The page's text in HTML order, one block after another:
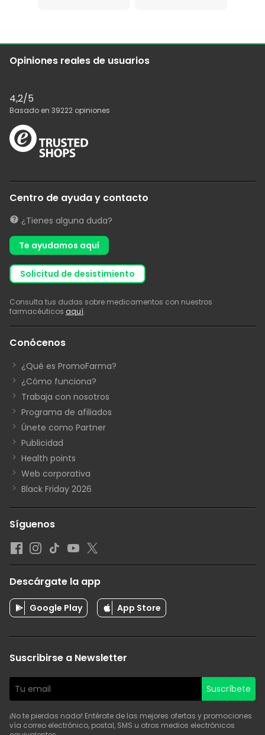
Opiniones reales de usuarios
4,2/5
Basado en 39222 opiniones
Centro de ayuda y contacto
¿Tienes alguna duda?
Te ayudamos aquí
solicitud de desistimiento
Consulta tus dudas sobre medicamentos con nuestros
farmacéuticos aquí.
Conócenos
¿Qué es PromoFarma?
¿Cómo funciona?
Trabaja con nosotros
Programa de afiliados
Únete como Partner
Publicidad
Health points
Web corporativa
Black Friday 2026
Síguenos
Descárgate la app
Google Play App Store
Suscribirse a Newsletter
Suscríbete
¡No te pierdas nada! Entérate de las mejores ofertas y promociones
vía correo electrónico, postal, SMS u otros medios electrónicos